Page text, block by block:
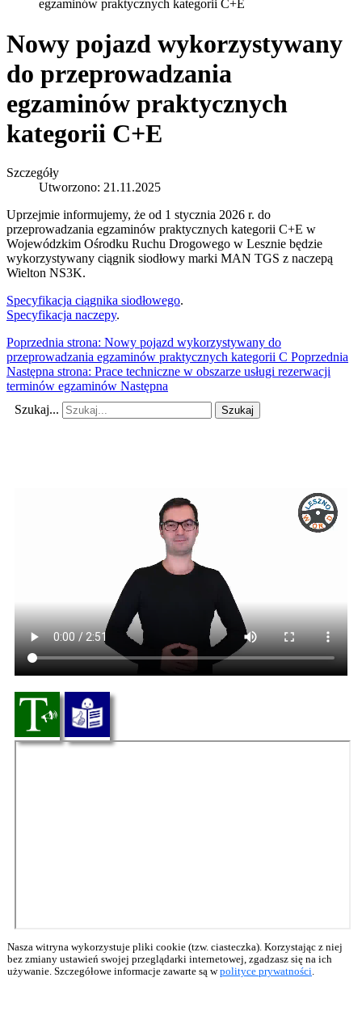
egzaminów praktycznych kategorii C+E
Nowy pojazd wykorzystywany
do przeprowadzania
egzaminów praktycznych
kategorii C+E
Szczegóły
Utworzono: 21.11.2025
Uprzejmie informujemy, że od 1 stycznia 2026 r. do
przeprowadzania egzaminów praktycznych kategorii C+E w
Wojewódzkim Ośrodku Ruchu Drogowego w Lesznie będzie
wykorzystywany ciągnik siodłowy marki MAN TGS z naczepą
Wielton NS3K.
Specyfikacja ciągnika siodłowego.
Specyfikacja naczepy.
Poprzednia strona: Nowy pojazd wykorzystywany do
przeprowadzania egzaminów praktycznych kategorii C Poprzednia
Następna strona: Prace techniczne w obszarze usługi rezerwacji
terminów egzaminów Następna
Szukaj...
Szukaj
Nasza witryna wykorzystuje pliki cookie (tzw. ciasteczka). Korzystając z niej
bez zmiany ustawień swojej przeglądarki internetowej, zgadzasz się na ich
używanie. Szczegółowe informacje zawarte są wpolityce prywatności.